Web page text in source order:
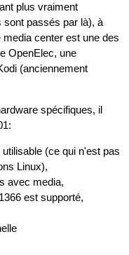
plus vraiment
sont passés par là), à
media center est une des
OpenElec, une
(anciennement
spécifiques, il
(ce qui n'est pas
Linux),
avec media,
est supporté,